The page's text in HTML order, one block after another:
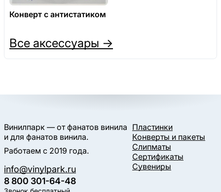
Конверт с антистатиком
Все аксессуары →
Винилпарк — от фанатов винила
и для фанатов винила.
Работаем с 2019 года.
info@vinylpark.ru
8 800 301-64-48
Пластинки
Конверты и пакеты
Слипматы
Сертификаты
Сувениры